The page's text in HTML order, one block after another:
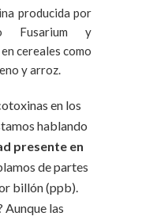
producida por
Fusarium y
cereales como
y arroz.
en los
hablando
presente en
de partes
billón (ppb).
Aunque las